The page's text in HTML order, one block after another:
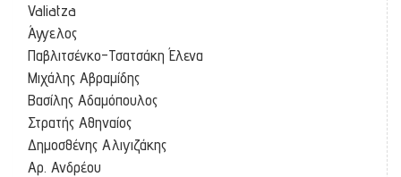
Valiatza
Άγγελος
Παβλιτσένκο-Τσατσάκη Έλενα
Μιχάλης Αβραμίδης
Βασίλης Αδαμόπουλος
Στρατής Αθηναίος
Δημοσθένης Αλιγιζάκης
Αρ. Ανδρέου